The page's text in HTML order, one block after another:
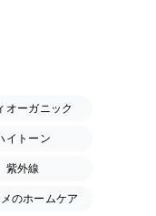
オーガニック
イトーン
紫外線
のホームケア